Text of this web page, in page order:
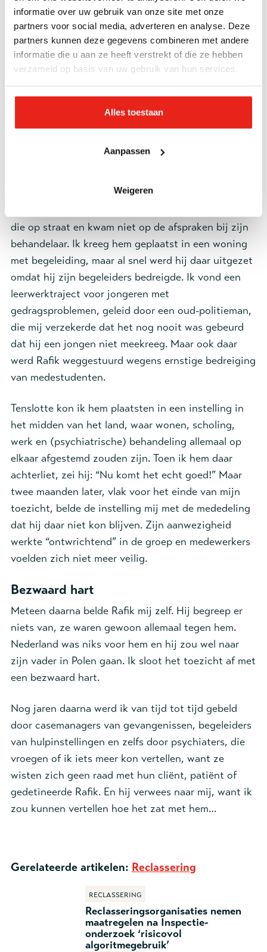
informatie over uw gebruik van onze site met onze
partners voor social media, adverteren en analyse. Deze
partners kunnen deze gegevens combineren met andere
informatie die u aan ze heeft verstrekt of die ze hebben
verzameld op basis van uw gebruik van hun services.
Alles toestaan
Aanpassen
Weigeren
Zijn moeder en zus hadden inmiddels een woning,
maar daar kon en wilde hij niet wonen. Zijn vader
wilde hem ook niet in Polen hebben. Zodoende was
hij hier. Maar hij was niet dom en hij ging het heus
wel redden. Het lukte gelukkig om een
daklozenuitkering te krijgen en een slaapplek in de
jongerenopvang. Helaas duurde het niet lang
voordat hij daar ook uit werd gezet, wegens
daarna volgden, heb ik alles geprobeerd en ingezet
meldde hem aan voor behandeling en er werd ADHD
die op straat en kwam niet op de afspraken bij zijn
behandelaar. Ik kreeg hem geplaatst in een woning
met begeleiding, maar al snel werd hij daar uitgezet
omdat hij zijn begeleiders bedreigde. Ik vond een
leerwerktraject voor jongeren met
gedragsproblemen, geleid door een oud-politieman,
die mij verzekerde dat het nog nooit was gebeurd
dat hij een jongen niet meekreeg. Maar ook daar
werd Rafik weggestuurd wegens ernstige bedreiging
van medestudenten.
Tenslotte kon ik hem plaatsten in een instelling in
het midden van het land, waar wonen, scholing,
werk en (psychiatrische) behandeling allemaal op
elkaar afgestemd zouden zijn. Toen ik hem daar
achterliet, zei hij: “Nu komt het echt goed!” Maar
twee maanden later, vlak voor het einde van mijn
toezicht, belde de instelling mij met de mededeling
dat hij daar niet kon blijven. Zijn aanwezigheid
werkte “ontwrichtend” in de groep en medewerkers
voelden zich niet meer veilig.
Bezwaard hart
Meteen daarna belde Rafik mij zelf. Hij begreep er
niets van, ze waren gewoon allemaal tegen hem.
Nederland was niks voor hem en hij zou wel naar
zijn vader in Polen gaan. Ik sloot het toezicht af met
een bezwaard hart.
Nog jaren daarna werd ik van tijd tot tijd gebeld
door casemanagers van gevangenissen, begeleiders
van hulpinstellingen en zelfs door psychiaters, die
vroegen of ik iets meer kon vertellen, want ze
wisten zich geen raad met hun cliënt, patiënt of
gedetineerde Rafik. En hij verwees naar mij, want ik
zou kunnen vertellen hoe het zat met hem…
Gerelateerde artikelen: Reclassering
Reclasseringsorganisaties nemen
maatregelen na Inspectie-
onderzoek ‘risicovol
algoritmegebruik’
Reclassering